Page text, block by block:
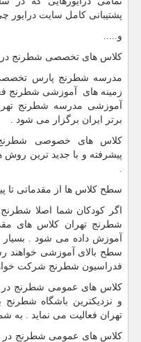
پشتیبانی کامل سایت درایور
و.....
کلاس های تخصصی شطرنج
مدرسه شطرنج پارس
زمینه های آموزشی شطرنج
آموزشی مدرسه شطرنج
برتر ایران برگزار می شود .
کلاس های خصوصی شطرنج
پیشرفته و با جدید ترین
سطح کلاس ها از مقدماتی تا
اگر کودکان شما اصلا شطرنج
شطرنج تهران کلاس های
آموزش داده می شود . بسیار
سطح بالای آموزشی خواهند
فدراسیون شطرنج شرکت
کلاس های عمومی شطرنج در
و نزدیکترین باشگاه
تهران فعالیت می نماید . به
کلاس های عمومی شطرنج در